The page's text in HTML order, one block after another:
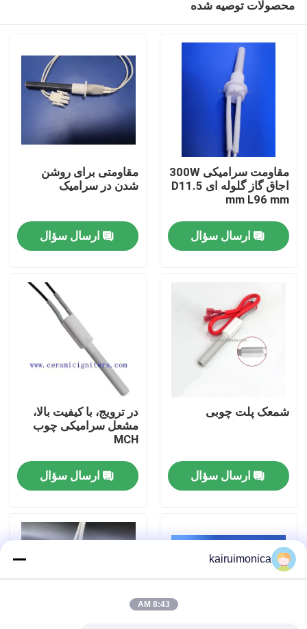
خونه
فیلم های
نمایش واقعیت مجازی
درباره ما
کنترل کیفیت
با ما تماس بگیرید
اخبار
محصولات توصیه شده
مقاومت سرامیکی 300W
اجاق گاز گلوله ای D11.5
mm L96 mm
ارسال سؤال
مقاومتی برای روشن
شدن در سرامیک
ارسال سؤال
شمعک پلت چوبی
ارسال سؤال
در ترویج، با کیفیت بالا،
مشعل سرامیکی چوب
MCH
ارسال سؤال
kairuimonica
8:43 AM